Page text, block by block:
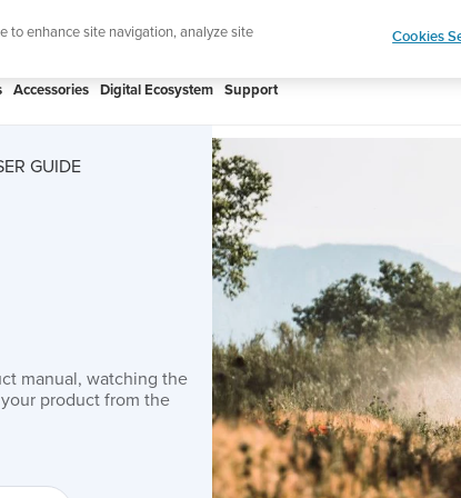
sports watch designed for runners Shop
Accessories Digital Ecosystem Support
GUIDE
manual, watching the
product from the
to enhance site navigation, analyze site
Cookies